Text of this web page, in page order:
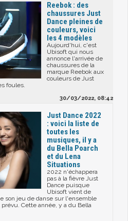
Reebok : des
chaussures Just
Dance pleines de
couleurs, voici
les 4 modèles
Aujourd'hui, c'est
Ubisoft qui nous
annonce l'arrivée de
chaussures de la
marque Reebok aux
couleurs de Just
foules.
30/03/2022, 08:42
Just Dance 2022
: voici la liste de
toutes les
musiques, il y a
du Bella Poarch
et du Lena
Situations
2022 n'échappera
pas à la fièvre Just
Dance puisque
Ubisoft vient de
son jeu de danse sur l'ensemble
Cette année, y a du Bella